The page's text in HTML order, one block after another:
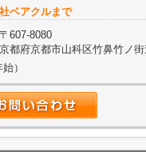
ベアクルまで
〒607-8080
京都府京都市山科区竹鼻竹ノ
）